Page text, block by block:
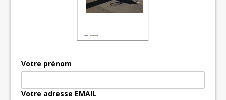
Votre prénom
Votre adresse EMAIL